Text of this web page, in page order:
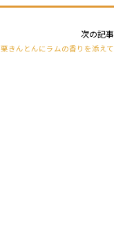
次の記事
栗きんとんにラムの香りを添えて